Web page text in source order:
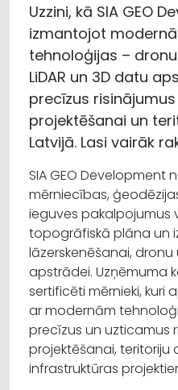
Uzzini, kā SIA GEO
izmantojot
tehnoloģijas –
LiDAR un 3D datu
precīzus
projektēšanai un
Latvijā. Lasi vairāk
SIA GEO
mērniecības,
ieguves pakalpojumus
topogrāfiskā plāna un
lāzerskenēšanai,
apstrādei. Uzņēmuma
sertificēti mērnieki, kuri
ar modernām
precīzus un uzticamus
projektēšanai, teritoriju
infrastruktūras